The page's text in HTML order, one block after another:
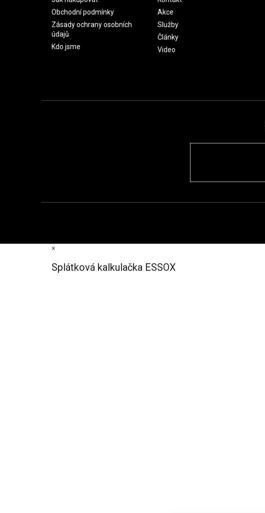
Obchodní podmínky
Zásady ochrany osobních
údajů
Kdo jsme
Akce
Služby
Články
Video
×
Splátková kalkulačka ESSOX